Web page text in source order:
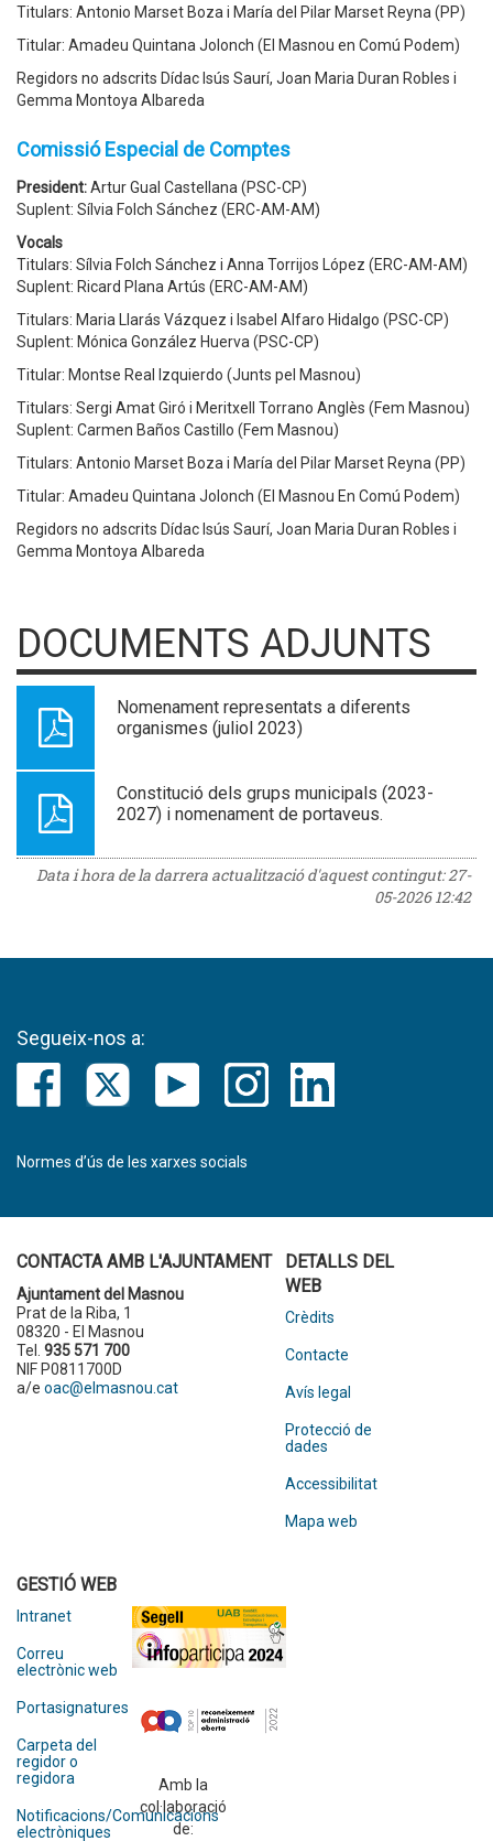
Titulars: Antonio Marset Boza i María del Pilar Marset Reyna (PP)
Titular: Amadeu Quintana Jolonch (El Masnou en Comú Podem)
Regidors no adscrits Dídac Isús Saurí, Joan Maria Duran Robles i
Gemma Montoya Albareda
Comissió Especial de Comptes
President:Artur Gual Castellana (PSC-CP)
Suplent: Sílvia Folch Sánchez (ERC-AM-AM)
Vocals
Titulars: Sílvia Folch Sánchez i Anna Torrijos López (ERC-AM-AM)
Suplent: Ricard Plana Artús (ERC-AM-AM)
Titulars: Maria Llarás Vázquez i Isabel Alfaro Hidalgo (PSC-CP)
Suplent: Mónica González Huerva (PSC-CP)
Titular: Montse Real Izquierdo (Junts pel Masnou)
Titulars: Sergi Amat Giró i Meritxell Torrano Anglès (Fem Masnou)
Suplent: Carmen Baños Castillo (Fem Masnou)
Titulars: Antonio Marset Boza i María del Pilar Marset Reyna (PP)
Titular: Amadeu Quintana Jolonch (El Masnou En Comú Podem)
Regidors no adscrits Dídac Isús Saurí, Joan Maria Duran Robles i
Gemma Montoya Albareda
DOCUMENTS ADJUNTS
Nomenament representats a diferents
organismes (juliol 2023)
Constitució dels grups municipals (2023-
2027) i nomenament de portaveus.
Data i hora de la darrera actualització d'aquest contingut:27-
05-2026 12:42
Segueix-nos a:
Normes d’ús de les xarxes socials
CONTACTA AMB L'AJUNTAMENT
Ajuntament del Masnou
Prat de la Riba, 1
08320 - El Masnou
Tel. 935 571 700
NIF P0811700D
a/e oac@elmasnou.cat
DETALLS DEL
WEB
Crèdits
Contacte
Avís legal
Protecció de
dades
Accessibilitat
Mapa web
GESTIÓ WEB
Intranet
Correu
electrònic web
Portasignatures
Carpeta del
regidor o
regidora
Notificacions/Comunicacions
electròniques
Amb la
col·laboració
de: